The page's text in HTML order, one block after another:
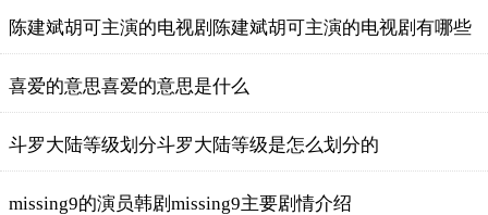
陈建斌胡可主演的电视剧陈建斌胡可主演的电视剧有哪些
喜爱的意思喜爱的意思是什么
斗罗大陆等级划分斗罗大陆等级是怎么划分的
missing9的演员韩剧missing9主要剧情介绍